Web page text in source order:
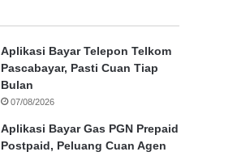
Aplikasi Bayar Telepon Telkom
Pascabayar, Pasti Cuan Tiap
Bulan
07/08/2026
Aplikasi Bayar Gas PGN Prepaid
Postpaid, Peluang Cuan Agen